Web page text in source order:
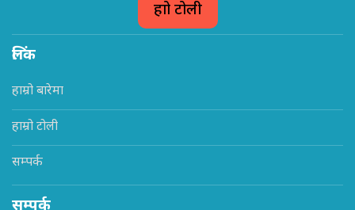
हाम्रो टोली
लिंक
हाम्रो बारेमा
हाम्रो टोली
सम्पर्क